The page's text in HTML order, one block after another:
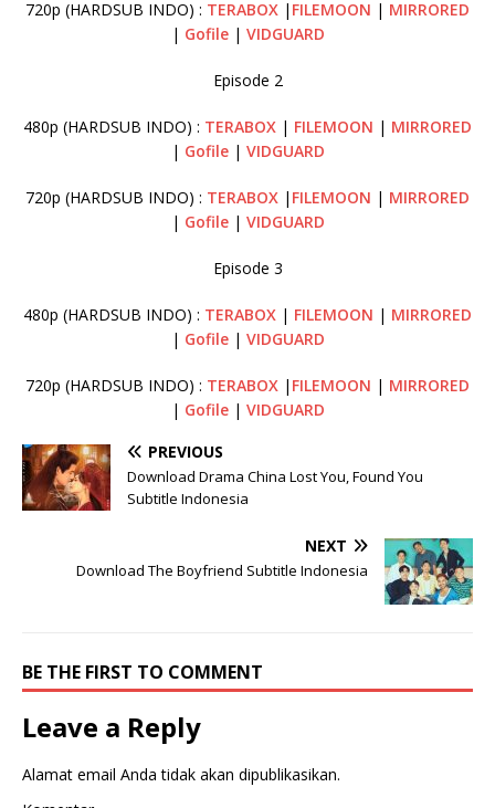
720p (HARDSUB INDO) : TERABOX | FILEMOON | MIRRORED
| Gofile| VIDGUARD
Episode 2
480p (HARDSUB INDO) : TERABOX | FILEMOON | MIRRORED
| Gofile | VIDGUARD
720p (HARDSUB INDO) : TERABOX | FILEMOON | MIRRORED
| Gofile| VIDGUARD
Episode 3
480p (HARDSUB INDO) : TERABOX | FILEMOON | MIRRORED
| Gofile | VIDGUARD
720p (HARDSUB INDO) : TERABOX | FILEMOON | MIRRORED
| Gofile| VIDGUARD
PREVIOUS
Download Drama China Lost You, Found You
Subtitle Indonesia
NEXT
Download The Boyfriend Subtitle Indonesia
BE THE FIRST TO COMMENT
Leave a Reply
Alamat email Anda tidak akan dipublikasikan.